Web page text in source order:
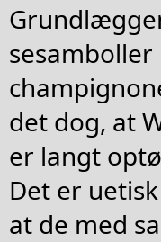
sesamboller
det dog, at
er langt
Det er
at de med